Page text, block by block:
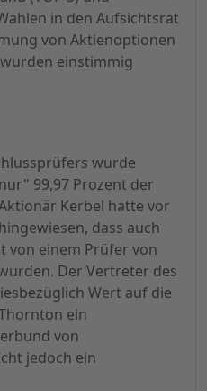
in den Aufsichtsrat
von Aktienoptionen
einstimmig
wurde
99,97 Prozent der
Kerbel hatte vor
dass auch
von einem Prüfer von
Der Vertreter des
Wert auf die
ein
von
jedoch ein